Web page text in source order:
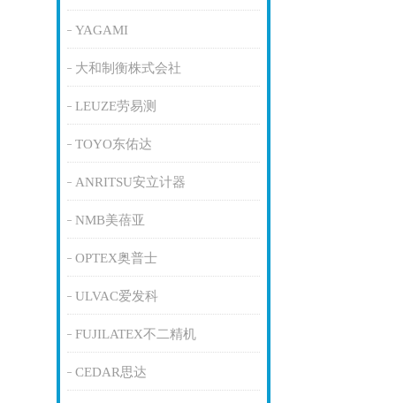
YAGAMI
大和制衡株式会社
LEUZE劳易测
TOYO东佑达
ANRITSU安立计器
NMB美蓓亚
OPTEX奥普士
ULVAC爱发科
FUJILATEX不二精机
CEDAR思达